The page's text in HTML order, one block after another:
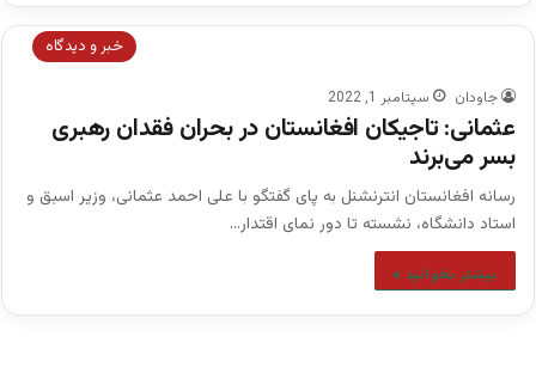
خبر و دیدگاه
جاودان سپتامبر 1, 2022
عثمانی: تاجیکان افغانستان در بحران فقدان رهبری
بسر می‌برند
رسانه افغانستان انترنشنل به پای گفتگو با علی احمد عثمانی، وزیر اسبق و
استاد دانشگاه، نشسته تا دور نمای اقتدار…
بیشتر بخوانید »